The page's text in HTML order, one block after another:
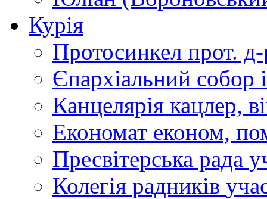
Курія
Протосинкел прот.
Єпархіальний собор
Канцелярія кацлер,
Економат економ,
Пресвітерська рада
Колегія радників